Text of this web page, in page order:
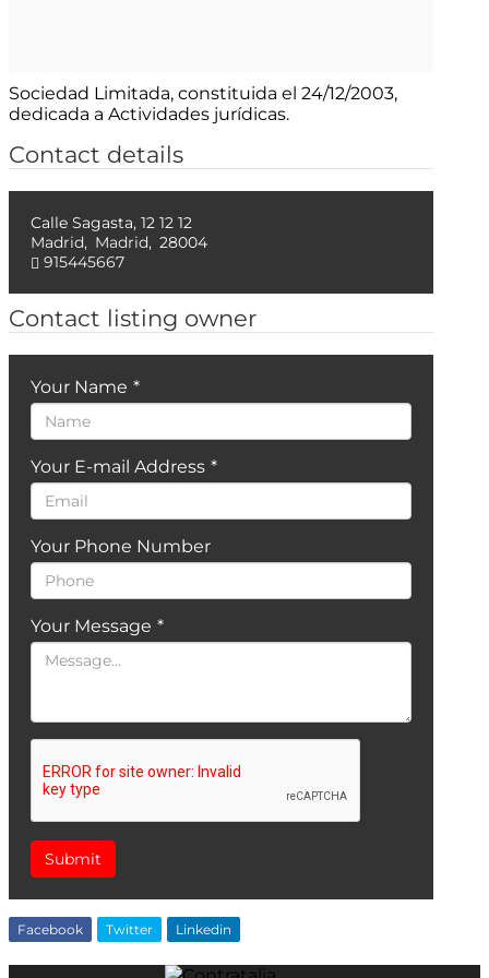
Sociedad Limitada, constituida el 24/12/2003,
dedicada a Actividades jurídicas.
Contact details
Calle Sagasta, 12 12 12
Madrid, Madrid, 28004
915445667
Contact listing owner
Your Name *
Your E-mail Address *
Your Phone Number
Your Message *
Submit
Facebook Twitter Linkedin